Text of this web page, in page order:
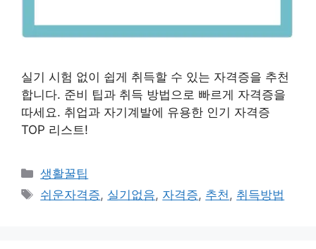
실기 시험 없이 쉽게 취득할 수 있는 자격증을 추천
합니다. 준비 팁과 취득 방법으로 빠르게 자격증을
따세요. 취업과 자기계발에 유용한 인기 자격증
TOP 리스트!
카
테
생활꿀팁
태
쉬운자격증, 실기없음, 자격증, 추천, 취득방법